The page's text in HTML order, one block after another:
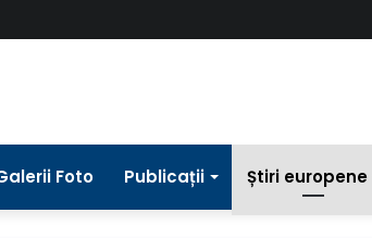
Foto Publicații Știri europene